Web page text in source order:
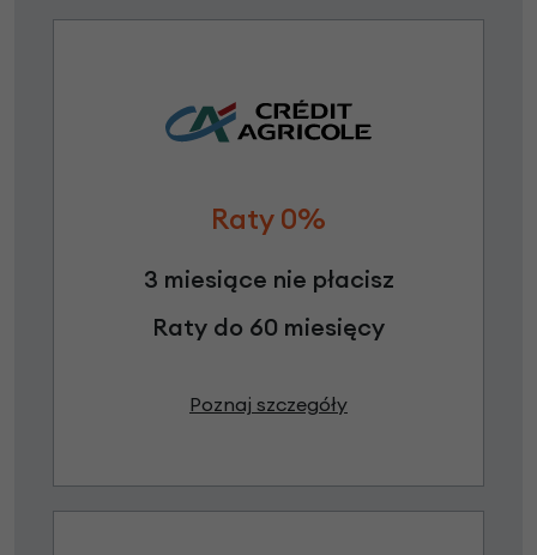
Raty 0%
3 miesiące nie płacisz
Raty do 60 miesięcy
Poznaj szczegóły